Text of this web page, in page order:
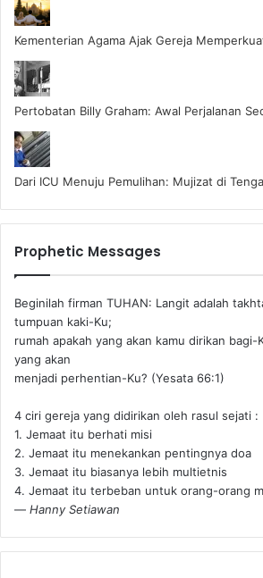
Kementerian Agama Ajak Gereja
Pertobatan Billy Graham: Awal Perjalanan
Dari ICU Menuju Pemulihan: Mujizat di
Prophetic Messages
Beginilah firman TUHAN: Langit adalah
tumpuan kaki-Ku;
rumah apakah yang akan kamu dirikan bagi-
yang akan
menjadi perhentian-Ku? (Yesata 66:1) ‪
4 ciri gereja yang didirikan oleh rasul sejati :
1. Jemaat itu berhati misi
2. Jemaat itu menekankan pentingnya doa
3. Jemaat itu biasanya lebih multietnis
4. Jemaat itu terbeban untuk orang-orang
— Hanny Setiawan